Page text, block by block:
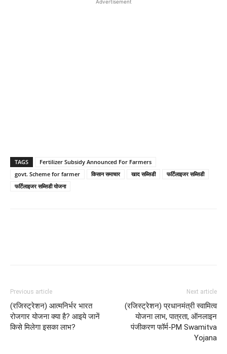
Advertisement
TAGS
Fertilizer Subsidy Announced For Farmers
govt. Scheme for farmer
किसान समाचार खाद सब्सिडी
फर्टिलाइजर सब्सिडी
फर्टिलाइजर सब्सिडी योजना
Previous article
(रजिस्ट्रेशन) आत्मनिर्भर भारत
रोजगार योजना क्या है? आइये जानें
किसे मिलेगा इसका लाभ?
Next article
(रजिस्ट्रेशन) प्रधानमंत्री स्वामित्व
योजना लाभ, पात्रता, ऑनलाइन
पंजीकरण फॉर्म-PM Swamitva
Yojana